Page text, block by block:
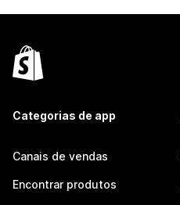
Categorias de app
Canais de vendas
Encontrar produtos